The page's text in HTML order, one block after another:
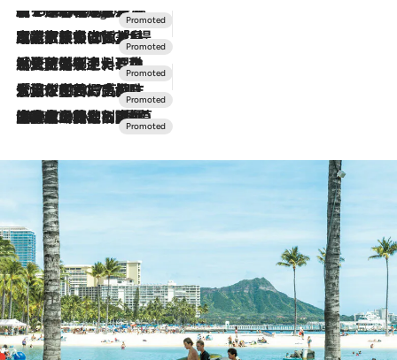
7 Hours Ago
【トンボの足水浴】ヒノキの香りに包まれて涼感マックス！約13℃の湧水かけ流しを避暑地「星野温泉 トンボの湯」で体験
2026.7.31
【ホテル帰省】という選択肢をOMOが提案。家族とほどよい距離を保つには「昼は実家、夜は気兼ねなくホテルで！」
2026.7.24
【夏限定ディナーコース】旬を迎える稚鮎や花ズッキーニなどをイタリア・トスカーナの郷土料理の手法で満喫！
2026.7.17
「土佐和ハーブかき氷」がOMO7高知に登場！生姜、山椒、大葉など目にも舌にも涼を呼ぶ郷土の味
2026.7.10
NEW OPEN！【界 草津】名湯の地に誕生。趣の異なる2種の温泉と上州ならではの会席・蕎麦割烹など美食を味わう究極の癒やし旅